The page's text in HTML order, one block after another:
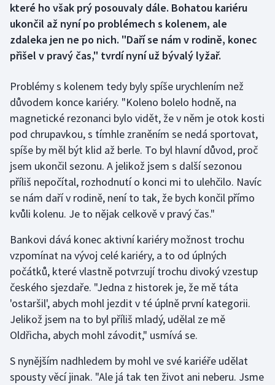
Florbal
Futsal
Gymnastika
Házená
Jezdectví
Judo
Lezení
Lyže a snowboard
Moderní pětiboj
Motorsport
Olympijské hry
které ho však prý posouvaly dále. Bohatou kariéru
ukončil až nyní po problémech s kolenem, ale
zdaleka jen ne po nich. "Daří se nám v rodině, konec
přišel v pravý čas," tvrdí nyní už bývalý lyžař.
Problémy s kolenem tedy byly spíše urychlením než
důvodem konce kariéry. "Koleno bolelo hodně, na
magnetické rezonanci bylo vidět, že v něm je otok kosti
pod chrupavkou, s tímhle zraněním se nedá sportovat,
spíše by měl být klid až berle. To byl hlavní důvod, proč
jsem ukončil sezonu. A jelikož jsem s další sezonou
příliš nepočítal, rozhodnutí o konci mi to ulehčilo. Navíc
se nám daří v rodině, není to tak, že bych končil přímo
kvůli kolenu. Je to nějak celkově v pravý čas."
Bankovi dává konec aktivní kariéry možnost trochu
vzpomínat na vývoj celé kariéry, a to od úplných
počátků, které vlastně potvrzují trochu divoký vzestup
českého sjezdaře. "Jedna z historek je, že mě táta
'ostaršil', abych mohl jezdit v té úplně první kategorii.
Jelikož jsem na to byl příliš mladý, udělal ze mě
Oldřicha, abych mohl závodit," usmívá se.
S nynějším nadhledem by mohl ve své kariéře udělat
spousty věcí jinak. "Ale já tak ten život ani neberu. Jsme